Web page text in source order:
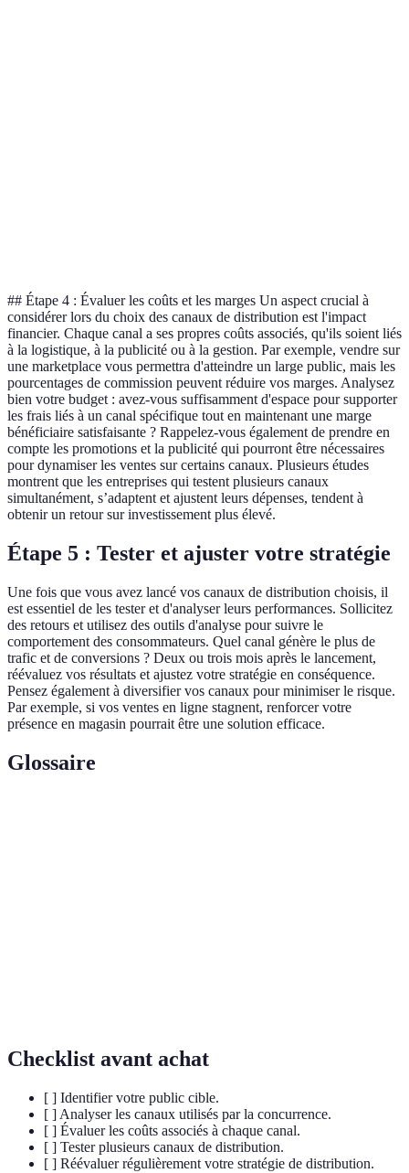
## Étape 4 : Évaluer les coûts et les marges Un aspect crucial à
considérer lors du choix des canaux de distribution est l'impact
financier. Chaque canal a ses propres coûts associés, qu'ils soient liés
à la logistique, à la publicité ou à la gestion. Par exemple, vendre sur
une marketplace vous permettra d'atteindre un large public, mais les
pourcentages de commission peuvent réduire vos marges. Analysez
bien votre budget : avez-vous suffisamment d'espace pour supporter
les frais liés à un canal spécifique tout en maintenant une marge
bénéficiaire satisfaisante ? Rappelez-vous également de prendre en
compte les promotions et la publicité qui pourront être nécessaires
pour dynamiser les ventes sur certains canaux. Plusieurs études
montrent que les entreprises qui testent plusieurs canaux
simultanément, s’adaptent et ajustent leurs dépenses, tendent à
obtenir un retour sur investissement plus élevé.
Étape 5 : Tester et ajuster votre stratégie
Une fois que vous avez lancé vos canaux de distribution choisis, il
est essentiel de les tester et d'analyser leurs performances. Sollicitez
des retours et utilisez des outils d'analyse pour suivre le
comportement des consommateurs. Quel canal génère le plus de
trafic et de conversions ? Deux ou trois mois après le lancement,
réévaluez vos résultats et ajustez votre stratégie en conséquence.
Pensez également à diversifier vos canaux pour minimiser le risque.
Par exemple, si vos ventes en ligne stagnent, renforcer votre
présence en magasin pourrait être une solution efficace.
Glossaire
Checklist avant achat
[ ] Identifier votre public cible.
[ ] Analyser les canaux utilisés par la concurrence.
[ ] Évaluer les coûts associés à chaque canal.
[ ] Tester plusieurs canaux de distribution.
[ ] Réévaluer régulièrement votre stratégie de distribution.